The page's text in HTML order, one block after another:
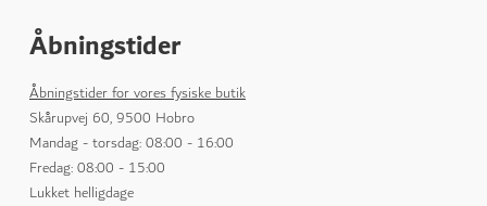
Åbningstider
Åbningstider for vores fysiske butik
Skårupvej 60, 9500 Hobro
Mandag - torsdag: 08:00 - 16:00
Fredag: 08:00 - 15:00
Lukket helligdage